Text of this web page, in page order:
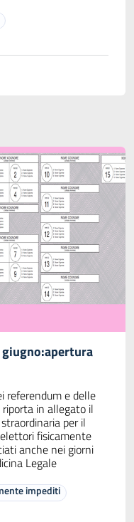
giugno:apertura
referendum e delle
in allegato il
per il
fisicamente
anche nei giorni
Legale
impediti